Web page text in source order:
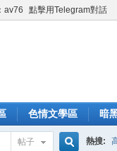
av76 點擊用Telegram對話
色情文學區 暗
帖子 熱搜: